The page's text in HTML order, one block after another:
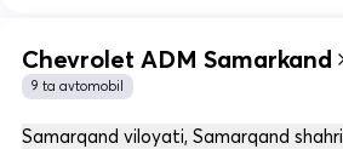
Chevrolet ADM Samarkand
9 ta avtomobil
Samarqand viloyati, Samarqand shahri